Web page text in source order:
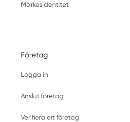
Märkesidentitet
Företag
Logga in
Anslut företag
Verifiera ert företag